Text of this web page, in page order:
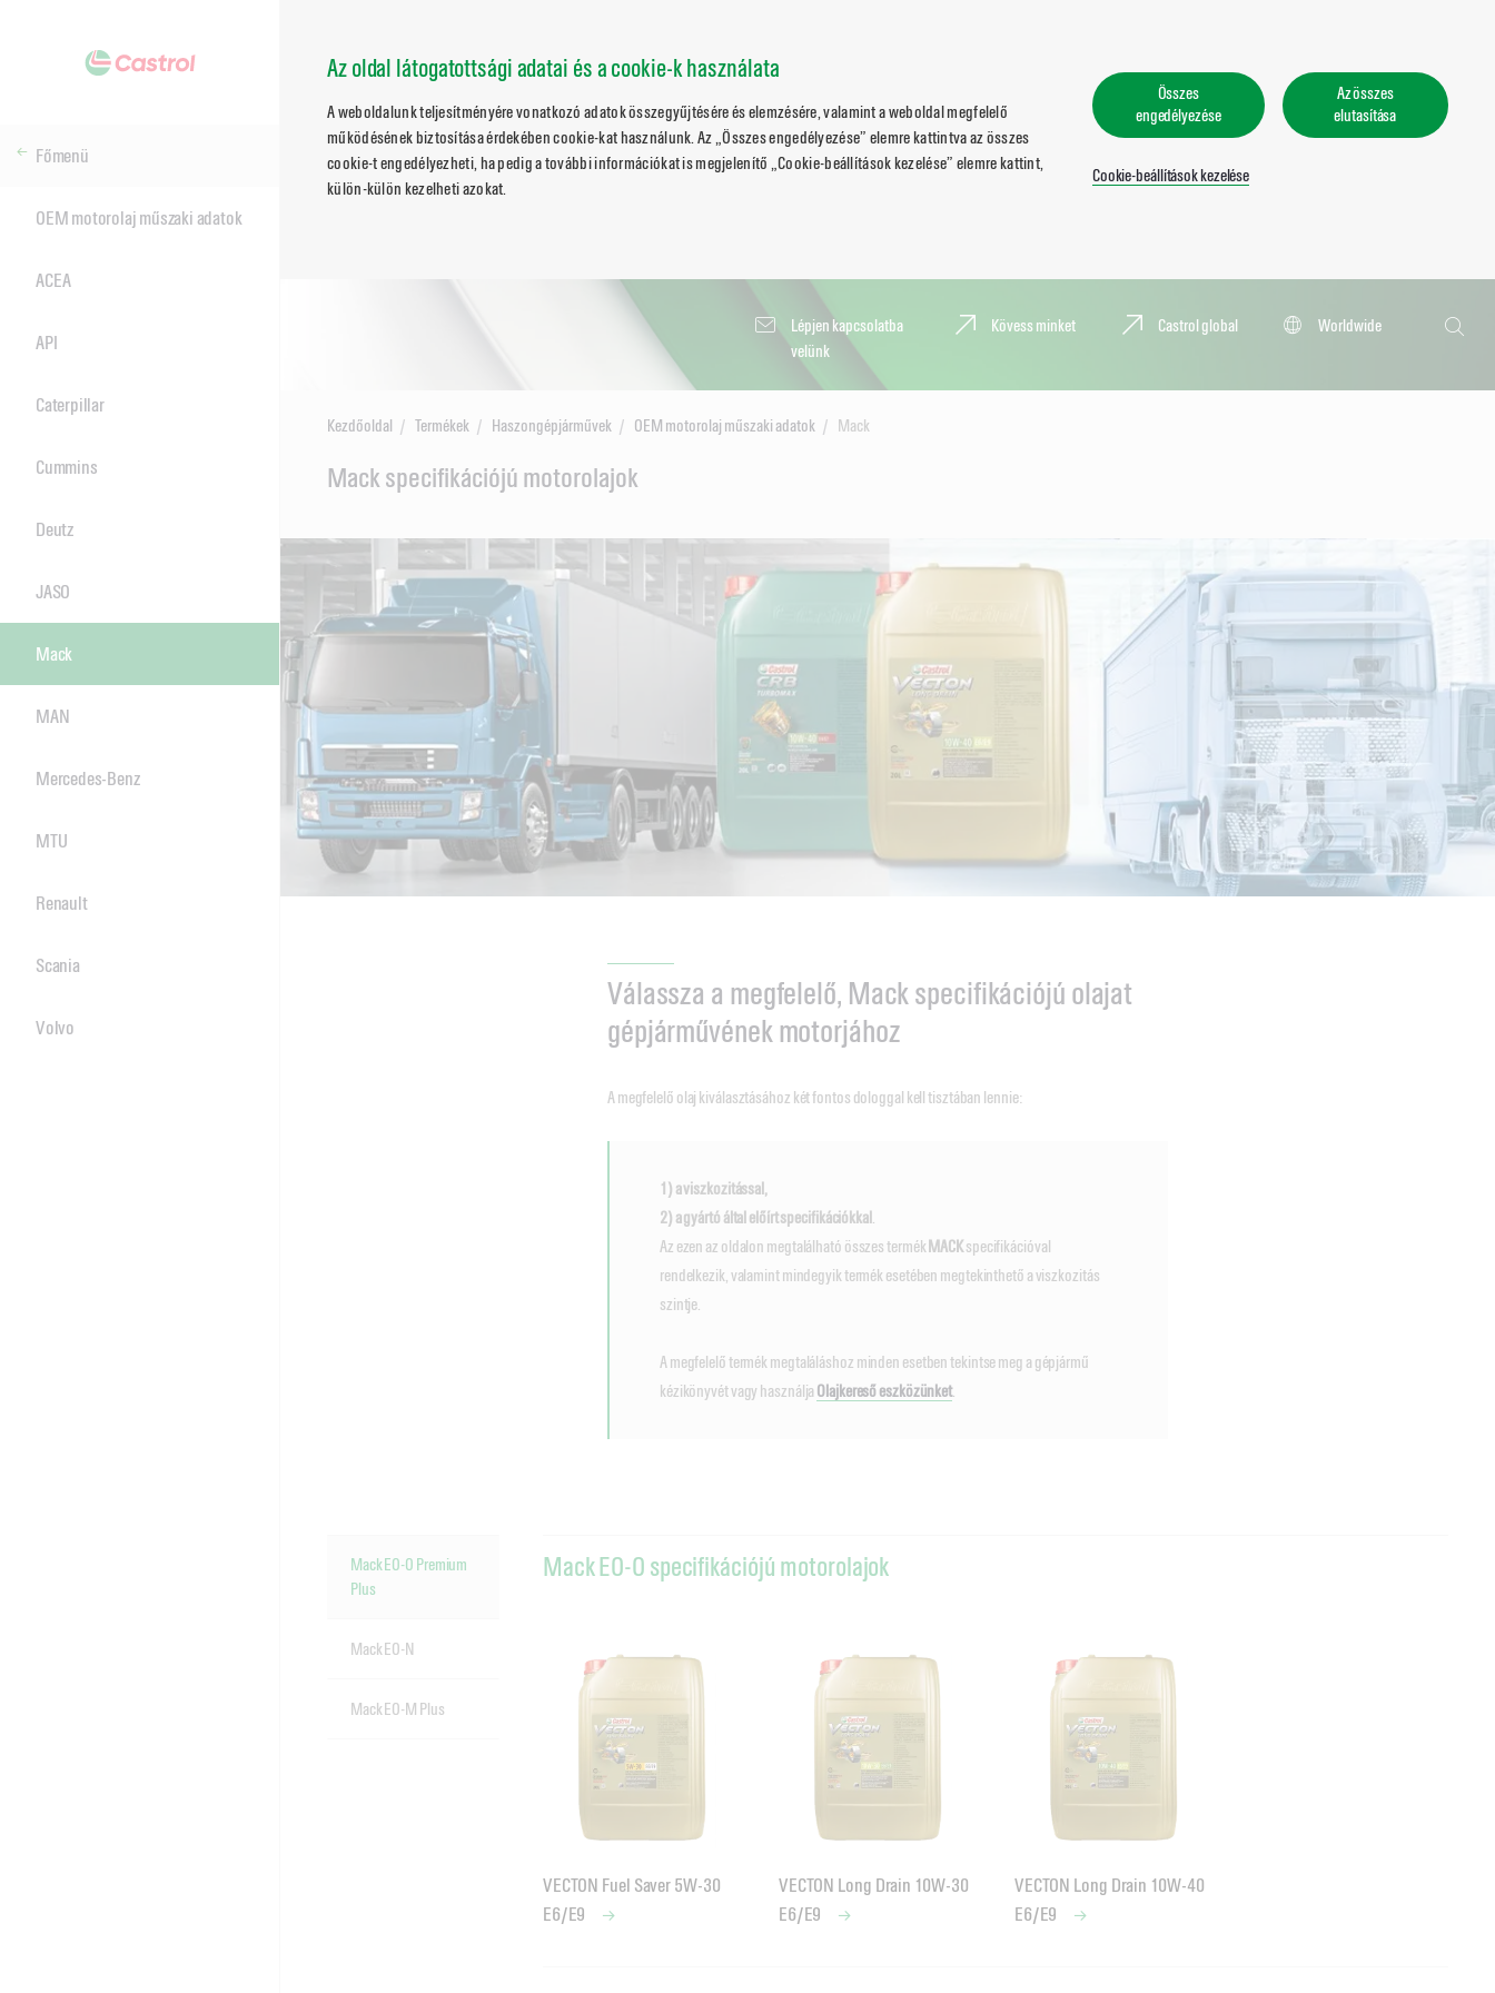
Az oldal látogatottsági adatai és a cookie-k használata
A weboldalunk teljesítményére vonatkozó adatok összegyűjtésére és elemzésére, valamint a weboldal megfelelő
működésének biztosítása érdekében cookie-kat használunk. Az „Összes engedélyezése” elemre kattintva az összes
cookie-t engedélyezheti, ha pedig a további információkat is megjelenítő „Cookie-beállítások kezelése” elemre kattint,
külön-külön kezelheti azokat.
Összes
engedélyezése
Az összes
elutasítása
Cookie-beállítások kezelése
Lépjen kapcsolatba
velünk
Kövess minket Castrol global
Worldwide
Keresés
Főmenü
OEM motorolaj műszaki adatok
ACEA
API
Caterpillar
Cummins
Deutz
JASO
Mack
MAN
Mercedes-Benz
MTU
Renault
Scania
Volvo
Kezdőoldal Termékek Haszongépjárművek OEM motorolaj műszaki adatok Mack
Mack specifikációjú motorolajok
Válassza a megfelelő, Mack specifikációjú olajat
gépjárművének motorjához
A megfelelő olaj kiválasztásához két fontos dologgal kell tisztában lennie:
1) a viszkozitással,
2) a gyártó által előírt specifikációkkal
Az ezen az oldalon megtalálható összes termék MACKspecifikációval
rendelkezik, valamint mindegyik termék esetében megtekinthető a viszkozitás
szintje.
A megfelelő termék megtaláláshoz minden esetben tekintse meg a gépjármű
kézikönyvét vagy használja Olajkereső eszközünket.
Mack EO-O Premium
Plus
Mack EO-N
Mack EO-M Plus
Mack EO-O specifikációjú motorolajok
VECTON Fuel Saver 5W-30
E6/E9
VECTON Long Drain 10W-30
E6/E9
VECTON Long Drain 10W-40
E6/E9